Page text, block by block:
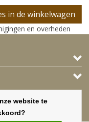
in de winkelwagen
en overheden
website te